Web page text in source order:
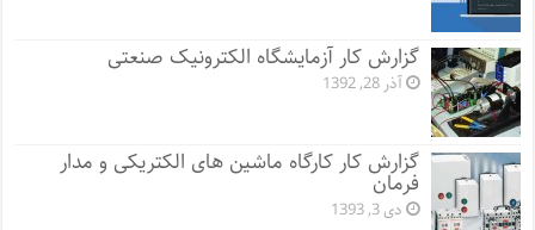
گزارش کار آزمایشگاه الکترونیک صنعتی
آذر 28, 1392
گزارش کار کارگاه ماشین های الکتریکی و مدار
فرمان
دی 3, 1393